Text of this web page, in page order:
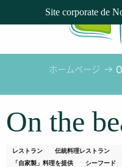
Site corporate de
ホームページ
On the
レストラン 伝統料理レストラン
「自家製」料理を提供
シーフード